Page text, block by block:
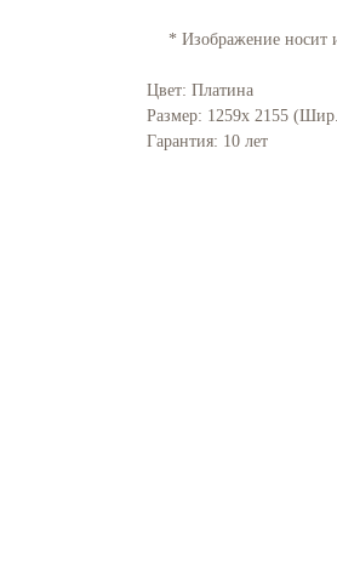
* Изображение носит
Цвет: Платина
Размер: 1259x 2155
Гарантия: 10 лет